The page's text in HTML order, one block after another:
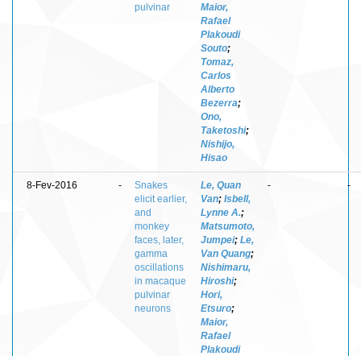
pulvinar
Maior,
Rafael
Plakoudi
Souto;
Tomaz,
Carlos
Alberto
Bezerra;
Ono,
Taketoshi;
Nishijo,
Hisao
8-Fev-2016 -
Snakes
elicit earlier,
and
monkey
faces, later,
gamma
oscillations
in macaque
pulvinar
neurons
Le, Quan
Van; Isbell,
Lynne A.;
Matsumoto,
Jumpei; Le,
Van Quang;
Nishimaru,
Hiroshi;
Hori,
Etsuro;
Maior,
Rafael
Plakoudi
- -